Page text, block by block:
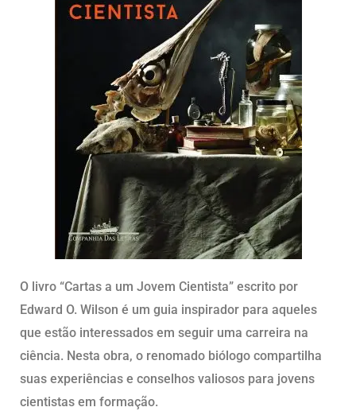
O livro “Cartas a um Jovem Cientista” escrito por
Edward O. Wilson é um guia inspirador para aqueles
que estão interessados em seguir uma carreira na
ciência. Nesta obra, o renomado biólogo compartilha
suas experiências e conselhos valiosos para jovens
cientistas em formação.